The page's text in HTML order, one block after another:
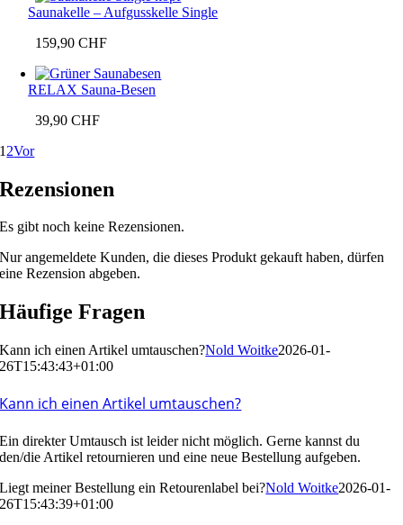
Saunakelle – Aufgusskelle Single
159,90CHF
RELAX Sauna-Besen
39,90CHF
1 2Vor
Rezensionen
Es gibt noch keine Rezensionen.
Nur angemeldete Kunden, die dieses Produkt gekauft haben, dürfen
eine Rezension abgeben.
Häufige Fragen
Kann ich einen Artikel umtauschen?Nold Woitke2026-01-
26T15:43:43+01:00
Kann ich einen Artikel umtauschen?
Ein direkter Umtausch ist leider nicht möglich. Gerne kannst du
den/die Artikel retournieren und eine neue Bestellung aufgeben.
Liegt meiner Bestellung ein Retourenlabel bei?Nold Woitke2026-01-
26T15:43:39+01:00